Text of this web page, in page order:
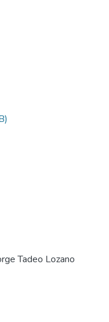
Tadeo Lozano